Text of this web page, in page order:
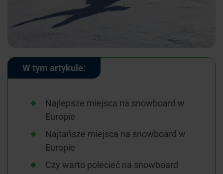
W tym artykule:
Najlepsze miejsca na snowboard w
Europie
Najtańsze miejsca na snowboard w
Europie
Czy warto polecieć na snowboard